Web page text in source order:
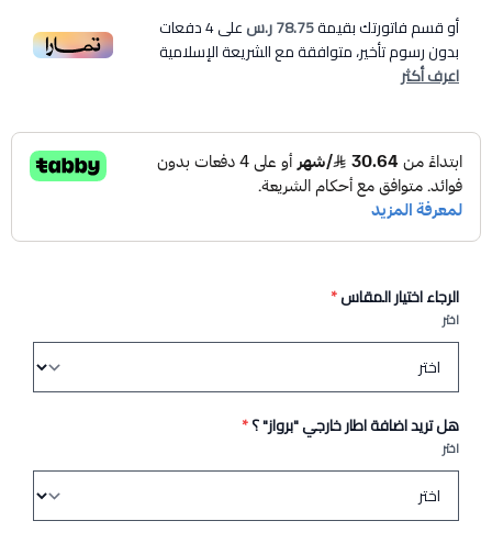
أو قسم فاتورتك بقيمة78.75 ر.س على4دفعات
بدون رسوم تأخير، متوافقة مع الشريعة الإسلامية
اعرف أكثر
الرجاء اختيار المقاس*
اختر
هل تريد اضافة اطار خارجي "برواز" ؟*
اختر